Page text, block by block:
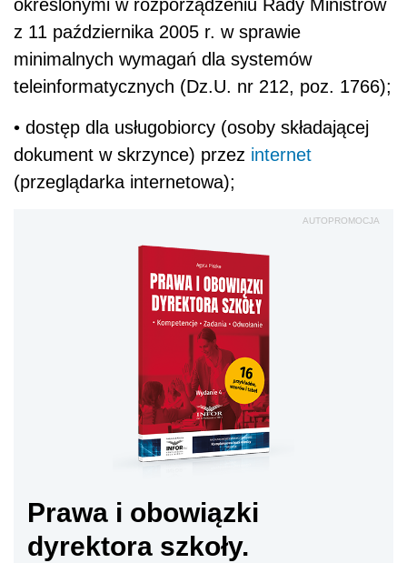
określonymi w rozporządzeniu Rady Ministrów
z 11 października 2005 r. w sprawie
minimalnych wymagań dla systemów
teleinformatycznych (Dz.U. nr 212, poz. 1766);
• dostęp dla usługobiorcy (osoby składającej
dokument w skrzynce) przez internet
(przeglądarka internetowa);
AUTOPROMOCJA
Prawa i obowiązki
dyrektora szkoły.